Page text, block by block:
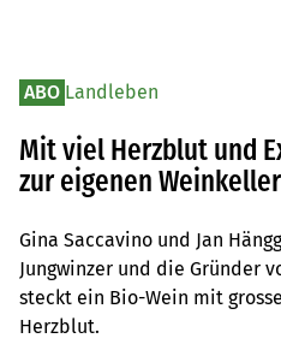
ABO Landleben
Mit viel Herzblut und
zur eigenen
Gina Saccavino und Jan
Jungwinzer und die Gründer
steckt ein Bio-Wein mit
Herzblut.